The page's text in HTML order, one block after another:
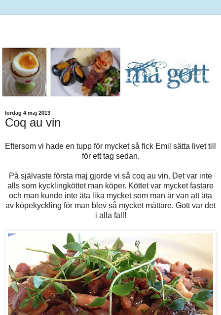
lördag 4 maj 2013
Coq au vin
Eftersom vi hade en tupp för mycket så fick Emil sätta livet till
för ett tag sedan.
På självaste första maj gjorde vi så coq au vin. Det var inte
alls som kycklingköttet man köper. Köttet var mycket fastare
och man kunde inte äta lika mycket som man är van att äta
av köpekyckling för man blev så mycket mättare. Gott var det
i alla fall!